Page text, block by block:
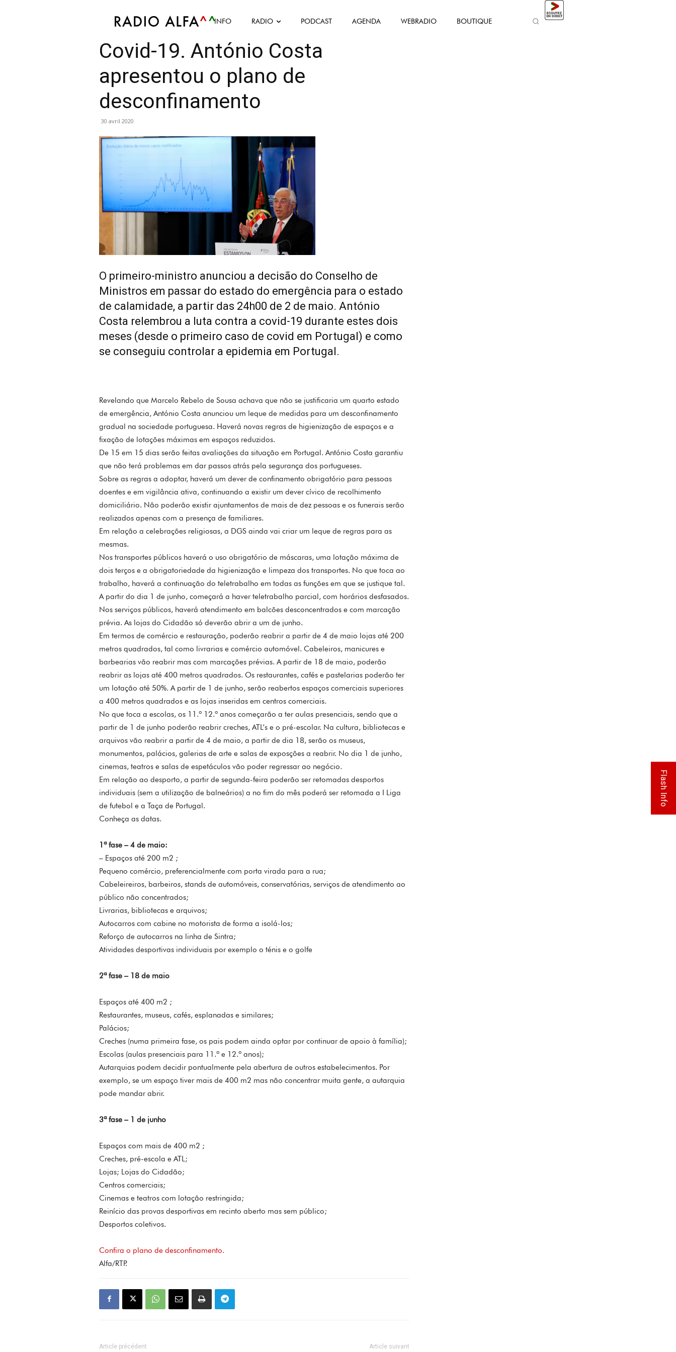
INFO RADIO PODCAST AGENDA WEBRADIO BOUTIQUE
Mis en avant Politique
Covid-19. António Costa
apresentou o plano de
desconfinamento
30 avril 2020
O primeiro-ministro anunciou a decisão do Conselho de
Ministros em passar do estado do emergência para o estado
de calamidade, a partir das 24h00 de 2 de maio. António
Costa relembrou a luta contra a covid-19 durante estes dois
meses (desde o primeiro caso de covid em Portugal) e como
se conseguiu controlar a epidemia em Portugal.
Revelando que Marcelo Rebelo de Sousa achava que não se justificaria um quarto estado
de emergência, António Costa anunciou um leque de medidas para um desconfinamento
gradual na sociedade portuguesa. Haverá novas regras de higienização de espaços e a
fixação de lotações máximas em espaços reduzidos.
De 15 em 15 dias serão feitas avaliações da situação em Portugal. António Costa garantiu
que não terá problemas em dar passos atrás pela segurança dos portugueses.
Sobre as regras a adoptar, haverá um dever de confinamento obrigatório para pessoas
doentes e em vigilância ativa, continuando a existir um dever cívico de recolhimento
domiciliário. Não poderão existir ajuntamentos de mais de dez pessoas e os funerais serão
realizados apenas com a presença de familiares.
Em relação a celebrações religiosas, a DGS ainda vai criar um leque de regras para as
mesmas.
Nos transportes públicos haverá o uso obrigatório de máscaras, uma lotação máxima de
dois terços e a obrigatoriedade da higienização e limpeza dos transportes. No que toca ao
trabalho, haverá a continuação do teletrabalho em todas as funções em que se justique tal.
A partir do dia 1 de junho, começará a haver teletrabalho parcial, com horários desfasados.
Nos serviços públicos, haverá atendimento em balcões desconcentrados e com marcação
prévia. As lojas do Cidadão só deverão abrir a um de junho.
Em termos de comércio e restauração, poderão reabrir a partir de 4 de maio lojas até 200
metros quadrados, tal como livrarias e comércio automóvel. Cabeleiros, manicures e
barbearias vão reabrir mas com marcações prévias. A partir de 18 de maio, poderão
reabrir as lojas até 400 metros quadrados. Os restaurantes, cafés e pastelarias poderão ter
um lotação até 50%. A partir de 1 de junho, serão reabertos espaços comerciais superiores
a 400 metros quadrados e as lojas inseridas em centros comerciais.
No que toca a escolas, os 11.º 12.º anos começarão a ter aulas presenciais, sendo que a
partir de 1 de junho poderão reabrir creches, ATL’s e o pré-escolar. Na cultura, bibliotecas e
arquivos vão reabrir a partir de 4 de maio, a partir de dia 18, serão os museus,
monumentos, palácios, galerias de arte e salas de exposções a reabrir. No dia 1 de junho,
cinemas, teatros e salas de espetáculos vão poder regressar ao negócio.
Em relação ao desporto, a partir de segunda-feira poderão ser retomadas desportos
individuais (sem a utilização de balneários) a no fim do mês poderá ser retomada a I Liga
de futebol e a Taça de Portugal.
Conheça as datas.
1ª fase – 4 de maio:
– Espaços até 200 m2 ;
Pequeno comércio, preferencialmente com porta virada para a rua;
Cabeleireiros, barbeiros, stands de automóveis, conservatórias, serviços de atendimento ao
público não concentrados;
Livrarias, bibliotecas e arquivos;
Autocarros com cabine no motorista de forma a isolá-los;
Reforço de autocarros na linha de Sintra;
Atividades desportivas individuais por exemplo o ténis e o golfe
2ª fase – 18 de maio
Espaços até 400 m2 ;
Restaurantes, museus, cafés, esplanadas e similares;
Palácios;
Creches (numa primeira fase, os pais podem ainda optar por continuar de apoio à família);
Escolas (aulas presenciais para 11.º e 12.º anos);
Autarquias podem decidir pontualmente pela abertura de outros estabelecimentos. Por
exemplo, se um espaço tiver mais de 400 m2 mas não concentrar muita gente, a autarquia
pode mandar abrir.
3ª fase – 1 de junho
Espaços com mais de 400 m2 ;
Creches, pré-escola e ATL;
Lojas; Lojas do Cidadão;
Centros comerciais;
Cinemas e teatros com lotação restringida;
Reinício das provas desportivas em recinto aberto mas sem público;
Desportos coletivos.
Confira o plano de desconfinamento.
Alfa/RTP.
Article précédent Article suivant
Flash Info